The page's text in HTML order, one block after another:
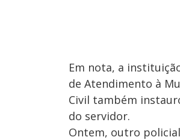
Em nota, a
de Atendimento à
Civil também
do servidor.
Ontem, outro policial